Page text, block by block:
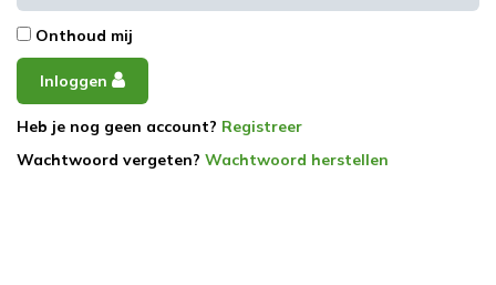
Onthoud mij
Inloggen
Heb je nog geen account? Registreer
Wachtwoord vergeten? Wachtwoord herstellen